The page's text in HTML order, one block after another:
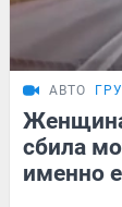
АВТО
сбила
именно